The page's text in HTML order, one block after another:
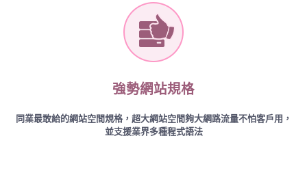
強勢網站規格
同業最敢給的網站空間規格，超大網站空間夠大網路流量不怕客戶用，
並支援業界多種程式語法